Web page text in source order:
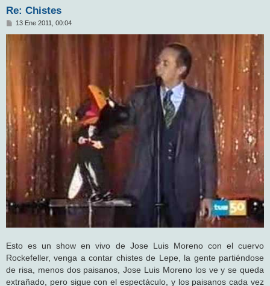
Re: Chistes
M13 Ene 2011, 00:04
Esto es un show en vivo de Jose Luis Moreno con el cuervo
Rockefeller, venga a contar chistes de Lepe, la gente partiéndose
de risa, menos dos paisanos, Jose Luis Moreno los ve y se queda
extrañado, pero sigue con el espectáculo, y los paisanos cada vez